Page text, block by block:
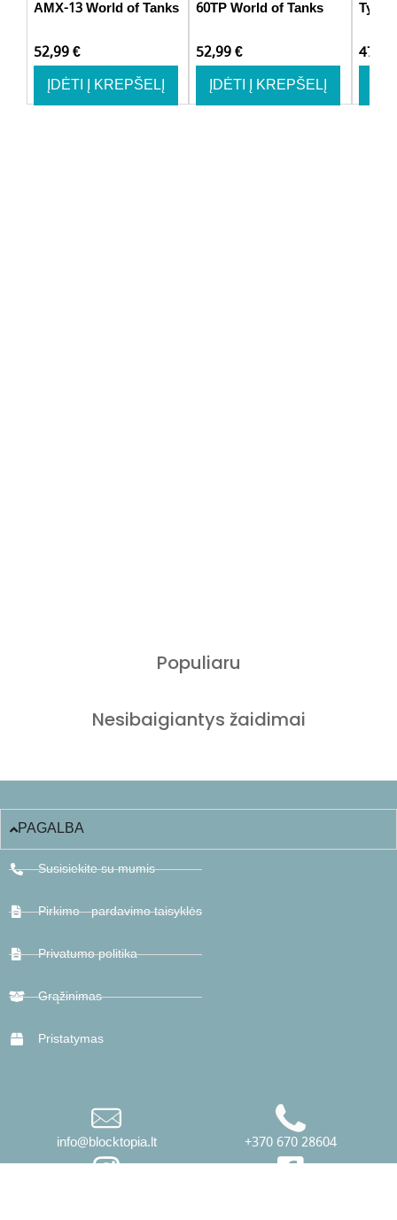
Populiaru
Nesibaigiantys žaidimai
AMX-13 World of Tanks
52,99€
ĮDĖTI Į KREPŠELĮ
60TP World of Tanks
52,99€
ĮDĖTI Į KREPŠELĮ
Type
47,99
PAGALBA
Susisiekite su mumis
Pirkimo - pardavimo taisyklės
Privatumo politika
Grąžinimas
Pristatymas
info@blocktopia.lt +370 670 28604